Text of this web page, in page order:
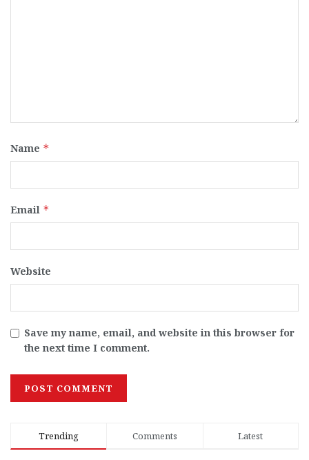
Name *
Email *
Website
Save my name, email, and website in this browser for
the next time I comment.
Trending Comments Latest